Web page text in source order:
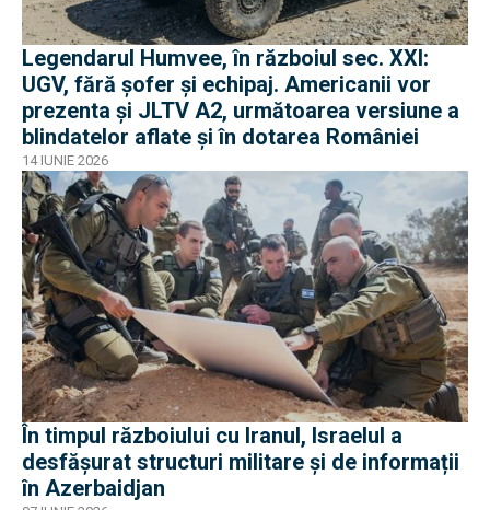
Legendarul Humvee, în războiul sec. XXI:
UGV, fără șofer și echipaj. Americanii vor
prezenta și JLTV A2, următoarea versiune a
blindatelor aflate și în dotarea României
14 IUNIE 2026
În timpul războiului cu Iranul, Israelul a
desfășurat structuri militare și de informații
în Azerbaidjan